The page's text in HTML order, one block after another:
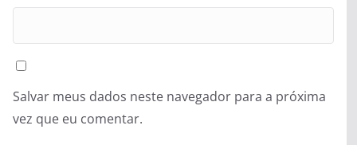
Salvar meus dados neste navegador para a próxima
vez que eu comentar.